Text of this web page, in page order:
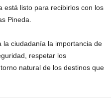
está listo para recibirlos con los
Pineda.
la ciudadanía la importancia de
respetar los
natural de los destinos que